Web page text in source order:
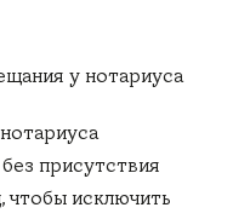
у нотариуса
присутствия
чтобы исключить